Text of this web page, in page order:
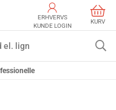
ERHVERVS
KUNDE LOGIN
KURV